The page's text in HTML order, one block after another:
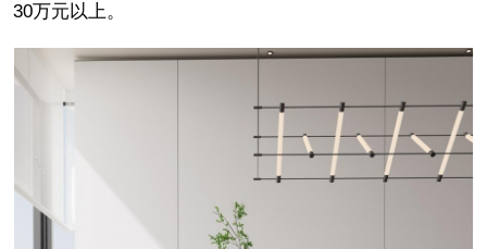
30万元以上。